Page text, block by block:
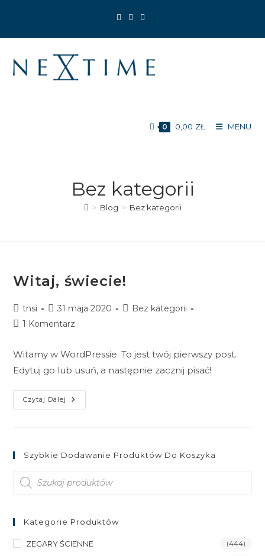
0 0,00 ZŁ MENU
Bez kategorii
> Blog > Bez kategorii
Witaj, świecie!
Posty
Data:
tnsi
Post
published:
31 maja 2020
Posty
Bez kategorii
1
1 Komentarz
Witamy w WordPressie. To jest twój pierwszy post.
Edytuj go lub usuń, a następnie zacznij pisać!
Czytaj Dalej Witaj,
Świecie!
Szybkie Dodawanie Produktów Do Koszyka
produktów
Kategorie Produktów
ZEGARY ŚCIENNE (444)